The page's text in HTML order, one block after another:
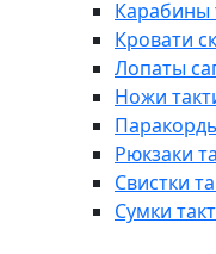
Карабины
Кровати
Лопаты
Ножи
Рюкзаки
Свистки
Сумки